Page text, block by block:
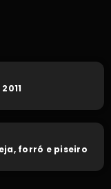
forró e piseiro